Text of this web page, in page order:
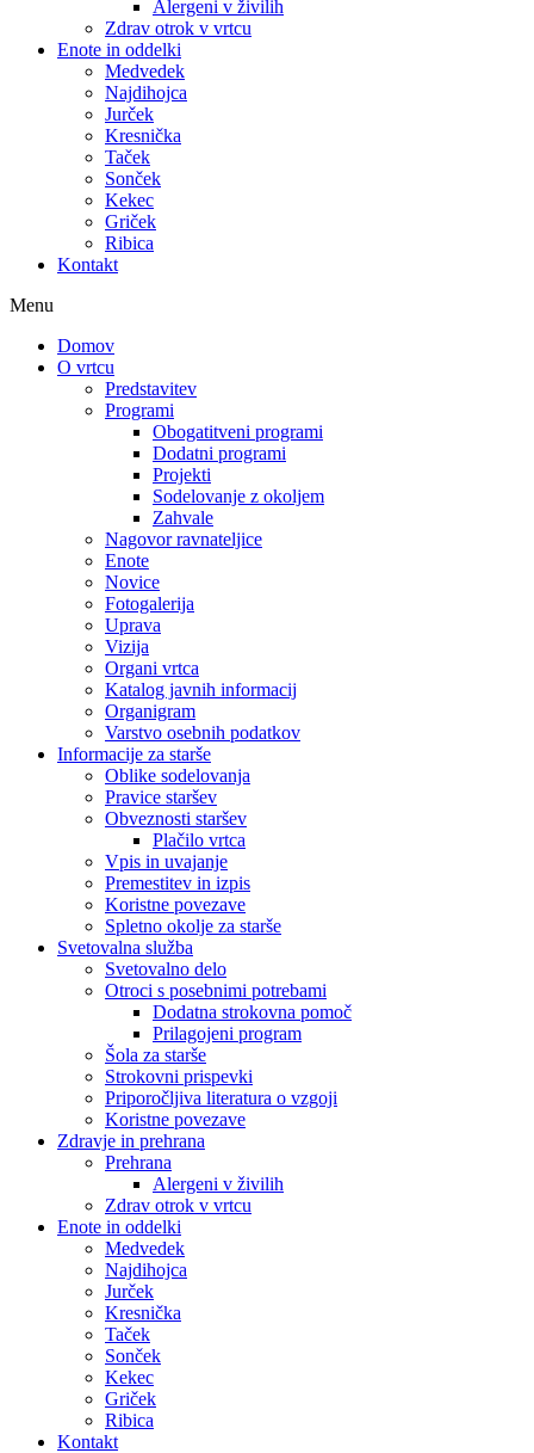
Alergeni v živilih
Zdrav otrok v vrtcu
Enote in oddelki
Medvedek
Najdihojca
Jurček
Kresnička
Taček
Sonček
Kekec
Griček
Ribica
Kontakt
Menu
Domov
O vrtcu
Predstavitev
Programi
Obogatitveni programi
Dodatni programi
Projekti
Sodelovanje z okoljem
Zahvale
Nagovor ravnateljice
Enote
Novice
Fotogalerija
Uprava
Vizija
Organi vrtca
Katalog javnih informacij
Organigram
Varstvo osebnih podatkov
Informacije za starše
Oblike sodelovanja
Pravice staršev
Obveznosti staršev
Plačilo vrtca
Vpis in uvajanje
Premestitev in izpis
Koristne povezave
Spletno okolje za starše
Svetovalna služba
Svetovalno delo
Otroci s posebnimi potrebami
Dodatna strokovna pomoč
Prilagojeni program
Šola za starše
Strokovni prispevki
Priporočljiva literatura o vzgoji
Koristne povezave
Zdravje in prehrana
Prehrana
Alergeni v živilih
Zdrav otrok v vrtcu
Enote in oddelki
Medvedek
Najdihojca
Jurček
Kresnička
Taček
Sonček
Kekec
Griček
Ribica
Kontakt